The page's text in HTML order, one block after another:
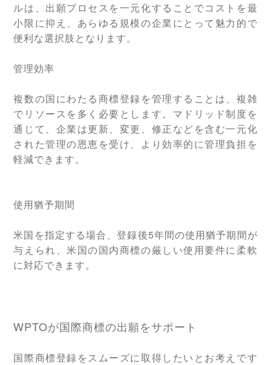
ルは、出願プロセスを一元化することでコストを最
小限に抑え、あらゆる規模の企業にとって魅力的で
便利な選択肢となります。
管理効率
複数の国にわたる商標登録を管理することは、複雑
でリソースを多く必要とします。マドリッド制度を
通じて、企業は更新、変更、修正などを含む一元化
された管理の恩恵を受け、より効率的に管理負担を
軽減できます。
使用猶予期間
米国を指定する場合、登録後5年間の使用猶予期間が
与えられ、米国の国内商標の厳しい使用要件に柔軟
に対応できます。
WPTOが国際商標の出願をサポート
国際商標登録をスムーズに取得したいとお考えです